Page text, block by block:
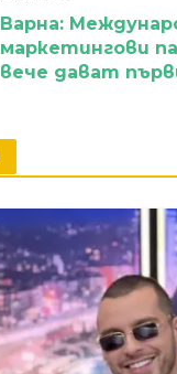
Варна:
маркетингови
вече дават